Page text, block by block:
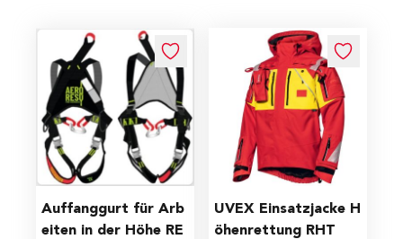
Auffanggurt für Arb
eiten in der Höhe RE
UVEX Einsatzjacke H
öhenrettung RHT
The price depends on the